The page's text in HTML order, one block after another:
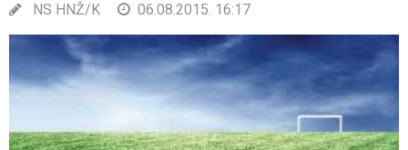
NS HNŽ/K 06.08.2015. 16:17